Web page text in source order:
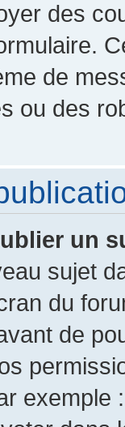
des
de
ou des
un
sujet
du
de
exemple